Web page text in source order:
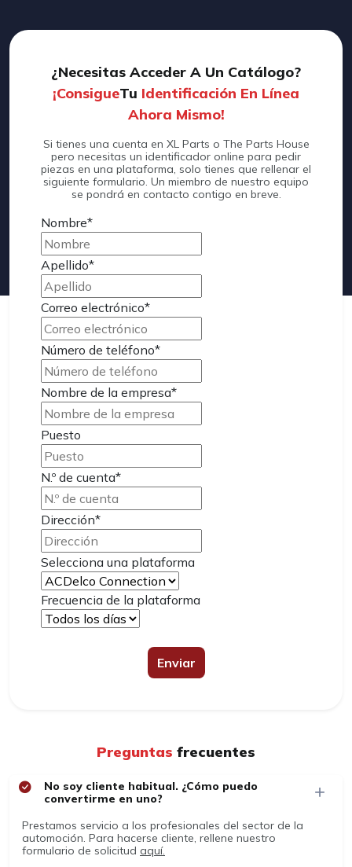
¿Necesitas Acceder A Un Catálogo?
¡ConsigueTu Identificación En Línea
Ahora Mismo!
Si tienes una cuenta en XL Parts o The Parts House
pero necesitas un identificador online para pedir
piezas en una plataforma, solo tienes que rellenar el
siguiente formulario. Un miembro de nuestro equipo
se pondrá en contacto contigo en breve.
Nombre*
Apellido*
Correo electrónico*
Número de teléfono*
Nombre de la empresa*
Puesto
N.º de cuenta*
Dirección*
Selecciona una plataforma
Frecuencia de la plataforma
Enviar
Preguntas frecuentes
No soy cliente habitual. ¿Cómo puedo
convertirme en uno?
Prestamos servicio a los profesionales del sector de la
automoción. Para hacerse cliente, rellene nuestro
formulario de solicitud aquí.